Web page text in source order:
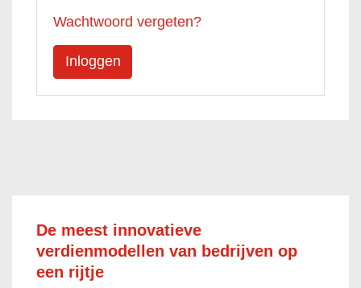
Wachtwoord vergeten?
De meest innovatieve
verdienmodellen van bedrijven op
een rijtje